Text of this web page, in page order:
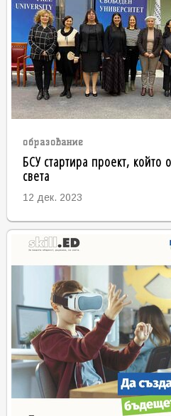
образование
БСУ стартира проект,
света
12 дек. 2023